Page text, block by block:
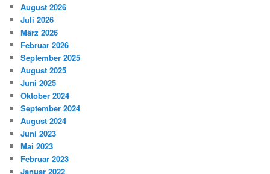
August 2026
Juli 2026
März 2026
Februar 2026
September 2025
August 2025
Juni 2025
Oktober 2024
September 2024
August 2024
Juni 2023
Mai 2023
Februar 2023
Januar 2022